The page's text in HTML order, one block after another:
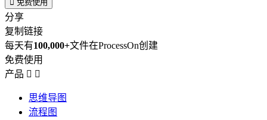
免费使用
分享
复制链接
每天有100,000+文件在ProcessOn创建
免费使用
产品  
思维导图
流程图